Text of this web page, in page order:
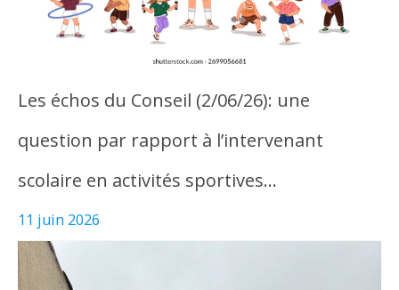
Les échos du Conseil (2/06/26): une
question par rapport à l’intervenant
scolaire en activités sportives…
11 juin 2026